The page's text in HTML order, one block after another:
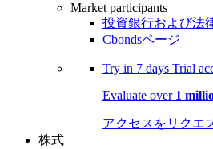
Market participants
投資銀行および法
Cbondsページ
Try in 7 days Trial
Evaluate over 1
アクセスをリクエ
株式